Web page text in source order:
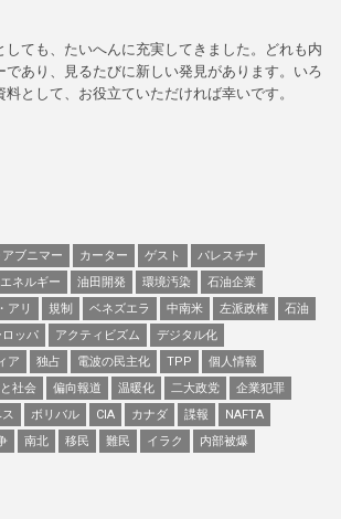
しても、たいへんに充実してきました。どれも内
であり、見るたびに新しい発見があります。いろ
として、お役立ていただければ幸いです。
アブニマー カーター ゲスト
パレスチナ
エネルギー 油田開発 環境汚染
石油企業
アリ 規制 ベネズエラ 中南米 左派政権
石油
ロッパ アクティビズム
デジタル化
ア 独占 電波の民主化 TPP
個人情報
社会 偏向報道 温暖化 二大政党
企業犯罪
ボリバル CIA カナダ 諜報
NAFTA
南北 移民 難民 イラク 内部被爆